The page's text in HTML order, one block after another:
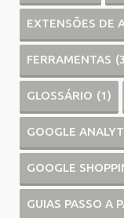
EXTENSÕES DE
FERRAMENTAS
GLOSSÁRIO (1)
GOOGLE
GOOGLE
GUIAS PASSO A